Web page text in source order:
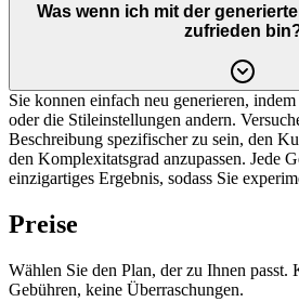
Was wenn ich mit der
zufrieden
Sie konnen einfach neu generieren,
oder die Stileinstellungen andern.
Beschreibung spezifischer zu sein, den
den Komplexitatsgrad anzupassen. Jede
einzigartiges Ergebnis, sodass Sie
Preise
Wählen Sie den Plan, der zu Ihnen passt.
Gebühren, keine Überraschungen.